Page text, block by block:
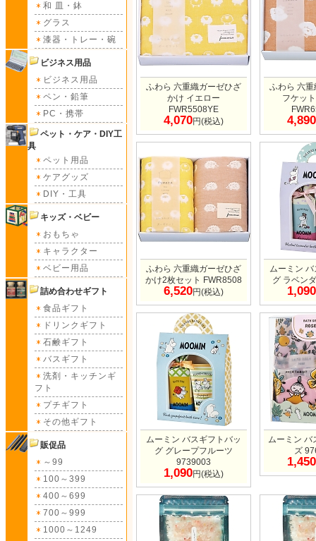
和 皿・鉢
グラス
漆器・トレー・碗
ビジネス用品
ビジネス用品
ペン・鉛筆
PC・携帯
ペット・ケア・DIY工
具
ペット用品
ケアグッズ
DIY・工具
キッズ・ベビー
おもちゃ
キャラクター
ベビー用品
詰め合わせギフト
食品ギフト
ドリンクギフト
石鹸ギフト
バスギフト
洗剤・キッチンギ
フト
プチギフト
その他ギフト
販促品
～99
100～399
400～699
700～999
1000～1249
ふわら 六重織ガーゼひざ
かけ イエロー
FWR5508YE
4,070円(税込)
ふわら 六
フケッ
4,890
ふわら 六重織ガーゼひざ
かけ2枚セット FWR8508
6,520円(税込)
ムーミン
グ ラベン
1,090
ムーミン バスギフトバッ
グ グレープフルーツ
9739003
1,090円(税込)
ムーミン バ
ズ
1,450